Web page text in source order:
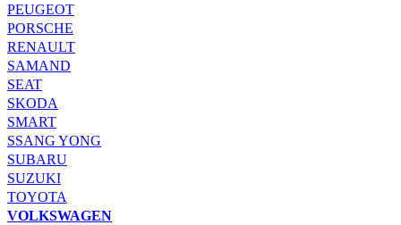
PEUGEOT
PORSCHE
RENAULT
SAMAND
SEAT
SKODA
SMART
SSANG YONG
SUBARU
SUZUKI
TOYOTA
VOLKSWAGEN